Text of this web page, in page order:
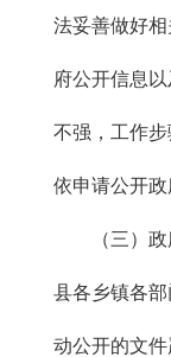
法妥善做好
府公开信息
不强，工作
依申请公开政
（三）
县各乡镇各
动公开的文